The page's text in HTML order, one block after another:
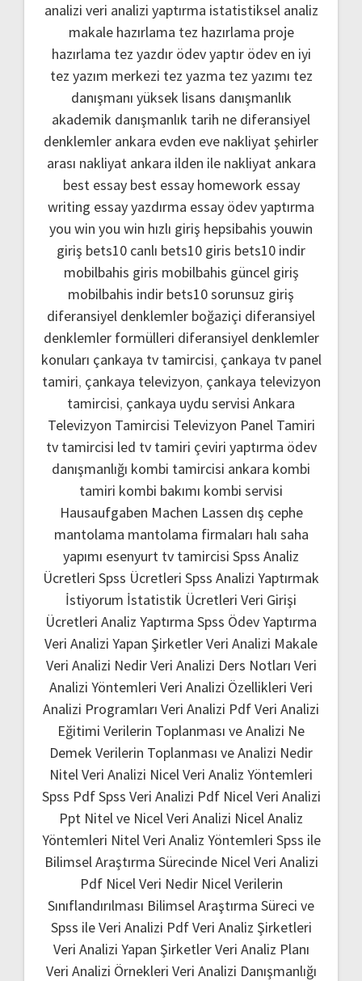
analizi veri analizi yaptırma istatistiksel analiz
makale hazırlama tez hazırlama proje
hazırlama tez yazdır ödev yaptır ödev en iyi
tez yazım merkezi tez yazma tez yazımı tez
danışmanı yüksek lisans danışmanlık
akademik danışmanlık tarih ne diferansiyel
denklemler ankara evden eve nakliyatşehirler
arası nakliyat ankara ilden ile nakliyat ankara
best essay best essay homework essay
writing essay yazdırma essay ödev yaptırma
you win you win hızlı giriş hepsibahis youwin
giriş bets10 canlı bets10 giris bets10 indir
mobilbahis giris mobilbahis güncel giriş
mobilbahis indir bets10 sorunsuz giriş
diferansiyel denklemler boğaziçi diferansiyel
denklemler formülleri diferansiyel denklemler
konuları çankaya tv tamircisi, çankaya tv panel
tamiri, çankaya televizyon, çankaya televizyon
tamircisi, çankaya uydu servisi Ankara
Televizyon Tamircisi Televizyon Panel Tamiri
tv tamircisi led tv tamiri çeviri yaptırma ödev
danışmanlığı kombi tamircisi ankara kombi
tamiri kombi bakımı kombi servisi
Hausaufgaben Machen Lassen dış cephe
mantolama mantolama firmaları halı saha
yapımı esenyurt tv tamircisi Spss Analiz
Ücretleri Spss Ücretleri Spss Analizi Yaptırmak
İstiyorum İstatistik Ücretleri Veri Girişi
Ücretleri Analiz Yaptırma Spss Ödev Yaptırma
Veri Analizi Yapan ŞirketlerVeri Analizi Makale
Veri Analizi NedirVeri Analizi Ders Notları Veri
Analizi Yöntemleri Veri Analizi Özellikleri Veri
Analizi Programları Veri Analizi PdfVeri Analizi
Eğitimi Verilerin Toplanması ve Analizi Ne
Demek Verilerin Toplanması ve Analizi Nedir
Nitel Veri Analizi Nicel Veri Analiz Yöntemleri
Spss PdfSpss Veri Analizi Pdf Nicel Veri Analizi
Ppt Nitel ve Nicel Veri Analizi Nicel Analiz
Yöntemleri Nitel Veri Analiz Yöntemleri Spss ile
Bilimsel Araştırma Sürecinde Nicel Veri Analizi
Pdf Nicel Veri Nedir Nicel Verilerin
Sınıflandırılması Bilimsel Araştırma Süreci ve
Spss ile Veri Analizi PdfVeri Analiz Şirketleri
Veri Analizi Yapan ŞirketlerVeri Analiz Planı
Veri Analizi Örnekleri Veri Analizi Danışmanlığı